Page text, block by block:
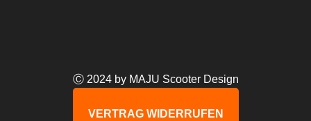
Ⓒ 2024 by MAJU Scooter Design
VERTRAG WIDERRUFEN